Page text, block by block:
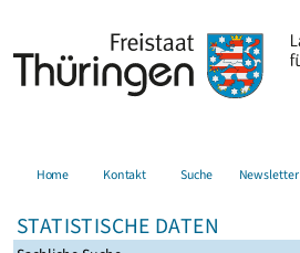
Home Kontakt Suche Newsletter
STATISTISCHE DATEN